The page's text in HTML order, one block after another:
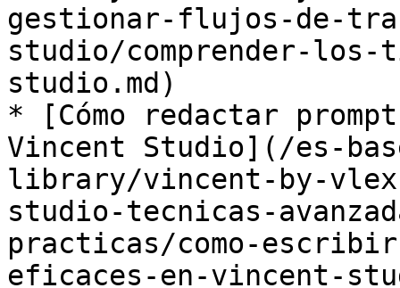
gestionar-flujos-de-
studio/comprender-
studio.md)
* [Cómo redactar
Vincent Studio](/es-
library/vincent-by-
studio-tecnicas-
practicas/como-
eficaces-en-vincent-